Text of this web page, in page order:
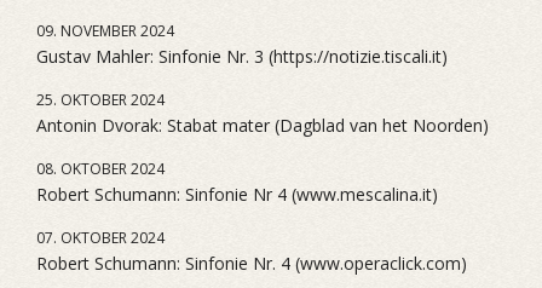
09. NOVEMBER 2024
Gustav Mahler: Sinfonie Nr. 3 (https://notizie.tiscali.it)
25. OKTOBER 2024
Antonin Dvorak: Stabat mater (Dagblad van het Noorden)
08. OKTOBER 2024
Robert Schumann: Sinfonie Nr 4 (www.mescalina.it)
07. OKTOBER 2024
Robert Schumann: Sinfonie Nr. 4 (www.operaclick.com)